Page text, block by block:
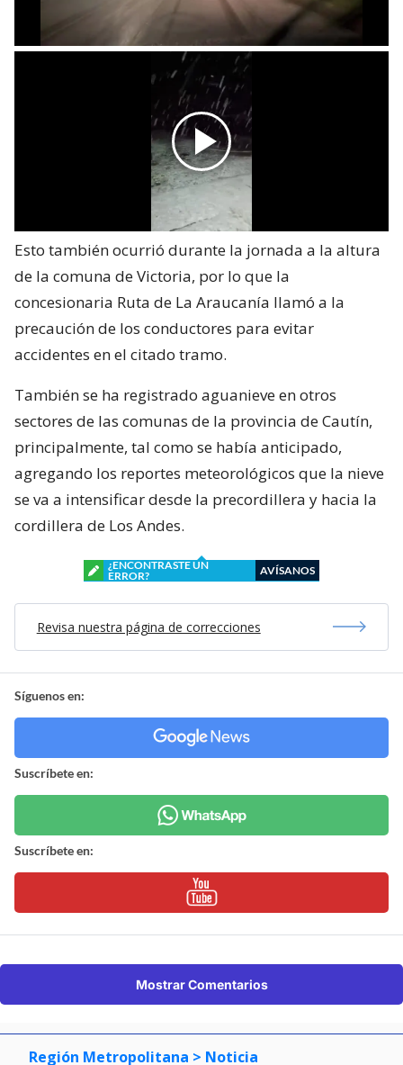
Esto también ocurrió durante la jornada a la altura
de la comuna de Victoria, por lo que la
concesionaria Ruta de La Araucanía llamó a la
precaución de los conductores para evitar
accidentes en el citado tramo.
También se ha registrado aguanieve en otros
sectores de las comunas de la provincia de Cautín,
principalmente, tal como se había anticipado,
agregando los reportes meteorológicos que la nieve
se va a intensificar desde la precordillera y hacia la
cordillera de Los Andes.
¿ENCONTRASTE UN
ERROR?
AVÍSANOS
Revisa nuestra página de correcciones
Síguenos en:
Suscríbete en:
Suscríbete en:
Mostrar Comentarios
Región Metropolitana > Noticia